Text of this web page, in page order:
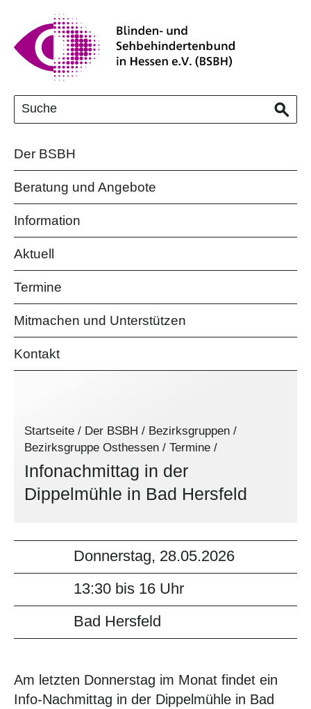
Der BSBH
Beratung und Angebote
Information
Aktuell
Termine
Mitmachen und Unterstützen
Kontakt
Startseite / Der BSBH / Bezirksgruppen /
Bezirksgruppe Osthessen / Termine /
Infonachmittag in der
Dippelmühle in Bad Hersfeld
Donnerstag, 28.05.2026
13:30 bis 16 Uhr
Bad Hersfeld
Am letzten Donnerstag im Monat findet ein
Info-Nachmittag in der Dippelmühle in Bad